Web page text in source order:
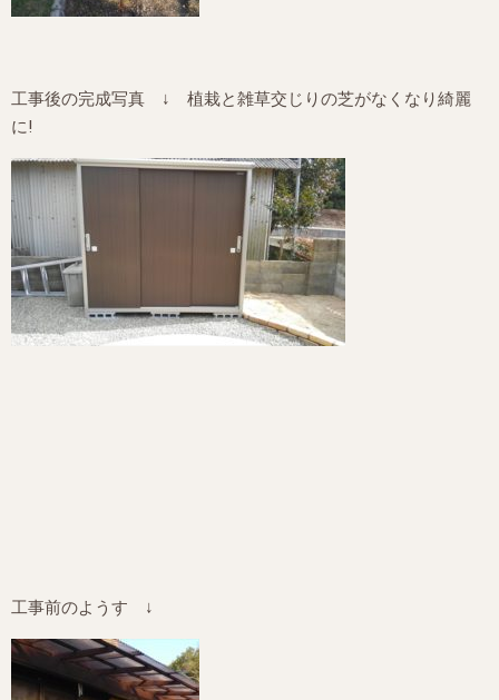
工事後の完成写真 ↓ 植栽と雑草交じりの芝がなくなり綺麗
に!
工事前のようす ↓